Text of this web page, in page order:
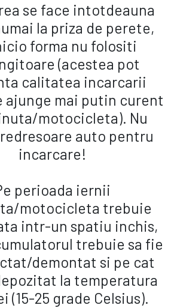
se face intotdeauna
la priza de perete,
forma nu folositi
(acestea pot
calitatea incarcarii
ajunge mai putin curent
motocicleta). Nu
auto pentru
incarcare!
perioada iernii
motocicleta trebuie
intr-un spatiu inchis,
trebuie sa fie
demontat si pe cat
la temperatura
(15-25 grade Celsius).